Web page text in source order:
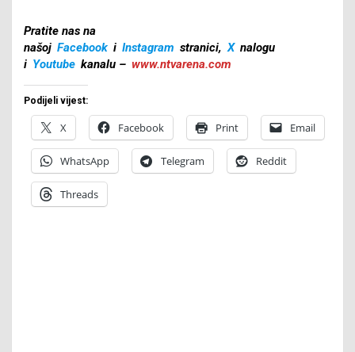
Pratite nas na
našoj Facebook i Instagram stranici, X nalogu
i Youtube kanalu – www.ntvarena.com
Podijeli vijest:
X Facebook Print Email
WhatsApp Telegram Reddit
Threads